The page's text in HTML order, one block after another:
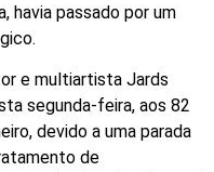
havia passado por um
e multiartista Jards
segunda-feira, aos 82
devido a uma parada
de